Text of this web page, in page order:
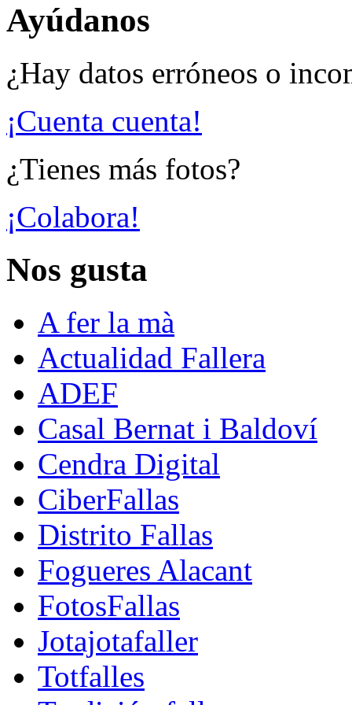
Ayúdanos
¿Hay datos erróneos o
¡Cuenta cuenta!
¿Tienes más fotos?
¡Colabora!
Nos gusta
A fer la mà
Actualidad Fallera
ADEF
Casal Bernat i Baldoví
Cendra Digital
CiberFallas
Distrito Fallas
Fogueres Alacant
FotosFallas
Jotajotafaller
Totfalles